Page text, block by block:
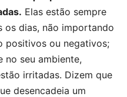
Elas estão sempre
os dias, não importando
positivos ou negativos;
no seu ambiente,
irritadas. Dizem que
desencadeia um